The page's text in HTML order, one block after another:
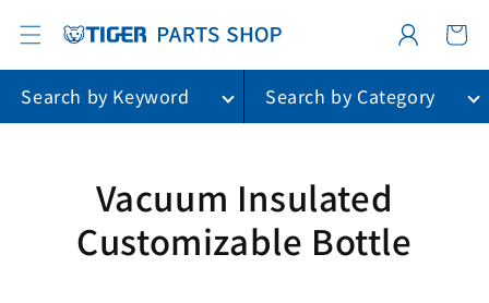
ンツに
進む
グ
イ
ー
ト
Search by Keyword
Search by Category
コ
レ
Vacuum Insulated
Customizable Bottle